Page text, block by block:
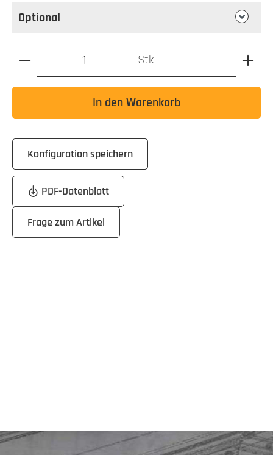
Optional
Produkt Anzahl: Gib den gewünschten Wert ein oder
Stk
In den Warenkorb
Konfiguration speichern
PDF-Datenblatt
Frage zum Artikel